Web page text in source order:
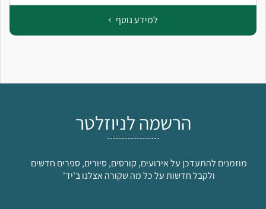
למידע נוסף
הרשמה לניוזלטר
מוזמנים להתעדכן על אירועים, קורסים, סיורים, ספרים חדשים
ולקבל חדשות על כל מה שקורה אצלנו ב'יד'